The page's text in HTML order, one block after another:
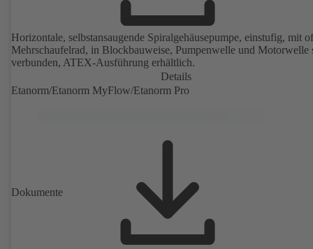
Horizontale, selbstansaugende Spiralgehäusepumpe, einstufig, mit
Mehrschaufelrad, in Blockbauweise, Pumpenwelle und Motorwelle
verbunden, ATEX-Ausführung erhältlich.
Details
Etanorm/Etanorm MyFlow/Etanorm Pro
Dokumente